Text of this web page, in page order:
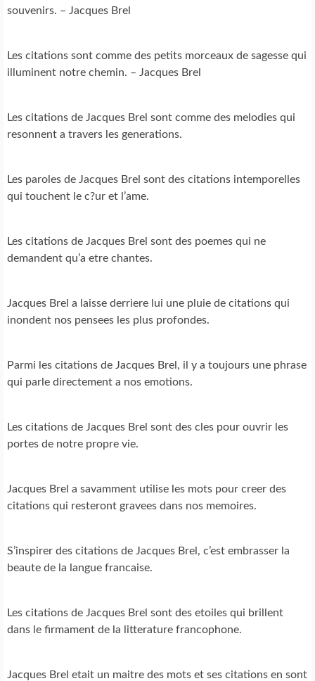
souvenirs. – Jacques Brel
Les citations sont comme des petits morceaux de sagesse qui
illuminent notre chemin. – Jacques Brel
Les citations de Jacques Brel sont comme des melodies qui
resonnent a travers les generations.
Les paroles de Jacques Brel sont des citations intemporelles
qui touchent le c?ur et l’ame.
Les citations de Jacques Brel sont des poemes qui ne
demandent qu’a etre chantes.
Jacques Brel a laisse derriere lui une pluie de citations qui
inondent nos pensees les plus profondes.
Parmi les citations de Jacques Brel, il y a toujours une phrase
qui parle directement a nos emotions.
Les citations de Jacques Brel sont des cles pour ouvrir les
portes de notre propre vie.
Jacques Brel a savamment utilise les mots pour creer des
citations qui resteront gravees dans nos memoires.
S’inspirer des citations de Jacques Brel, c’est embrasser la
beaute de la langue francaise.
Les citations de Jacques Brel sont des etoiles qui brillent
dans le firmament de la litterature francophone.
Jacques Brel etait un maitre des mots et ses citations en sont